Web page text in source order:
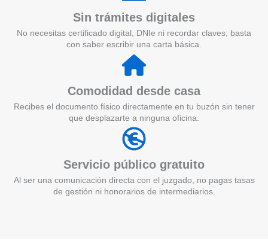
Sin trámites digitales
No necesitas certificado digital, DNIe ni recordar claves; basta
con saber escribir una carta básica.
Comodidad desde casa
Recibes el documento físico directamente en tu buzón sin tener
que desplazarte a ninguna oficina.
Servicio público gratuito
Al ser una comunicación directa con el juzgado, no pagas tasas
de gestión ni honorarios de intermediarios.